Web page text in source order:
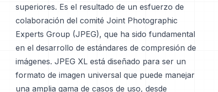
superiores. Es el resultado de un esfuerzo de
colaboración del comité Joint Photographic
Experts Group (JPEG), que ha sido fundamental
en el desarrollo de estándares de compresión de
imágenes. JPEG XL está diseñado para ser un
formato de imagen universal que puede manejar
una amplia gama de casos de uso, desde